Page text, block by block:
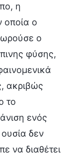
η
οποία ο
ο
φύσης,
ακριβώς
το
ενός
δεν
να διαθέτει